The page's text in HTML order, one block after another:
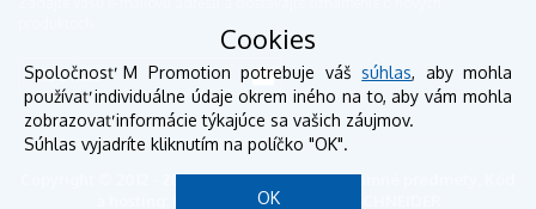
Copyright © 2012 - 2018 mpromotion.sk - reklamné predmety, Kód
a hosting: BestSite, Design: StudioSCHNEIDER
Cookies
Spoločnosť M Promotion potrebuje vášsúhlas, aby mohla
používať individuálne údaje okrem iného na to, aby vám mohla
zobrazovať informácie týkajúce sa vašich záujmov.
Súhlas vyjadríte kliknutím na políčko "OK".
OK